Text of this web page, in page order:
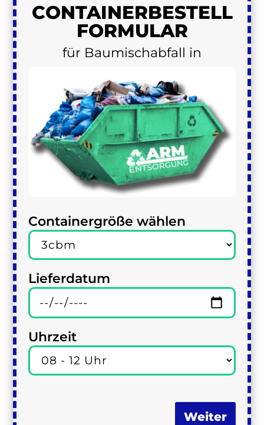
CONTAINERBESTELL
FORMULAR
für Baumischabfall in
Containergröße wählen
Lieferdatum
Uhrzeit
Weiter